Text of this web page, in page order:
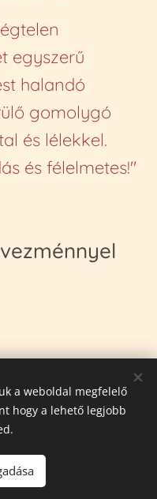
egyszerű
halandó
gomolygó
és lélekkel.
és félelmetes!"
a weboldal megfelelő
hogy a lehető legjobb